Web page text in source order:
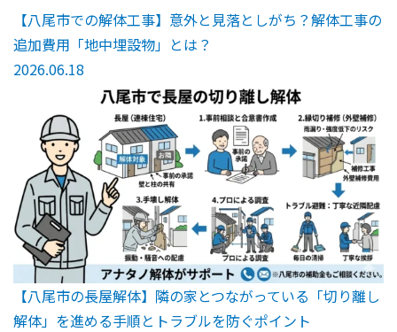
【八尾市での解体工事】意外と見落としがち？解体工事の
追加費用「地中埋設物」とは？
2026.06.18
【八尾市の長屋解体】隣の家とつながっている「切り離し
解体」を進める手順とトラブルを防ぐポイント